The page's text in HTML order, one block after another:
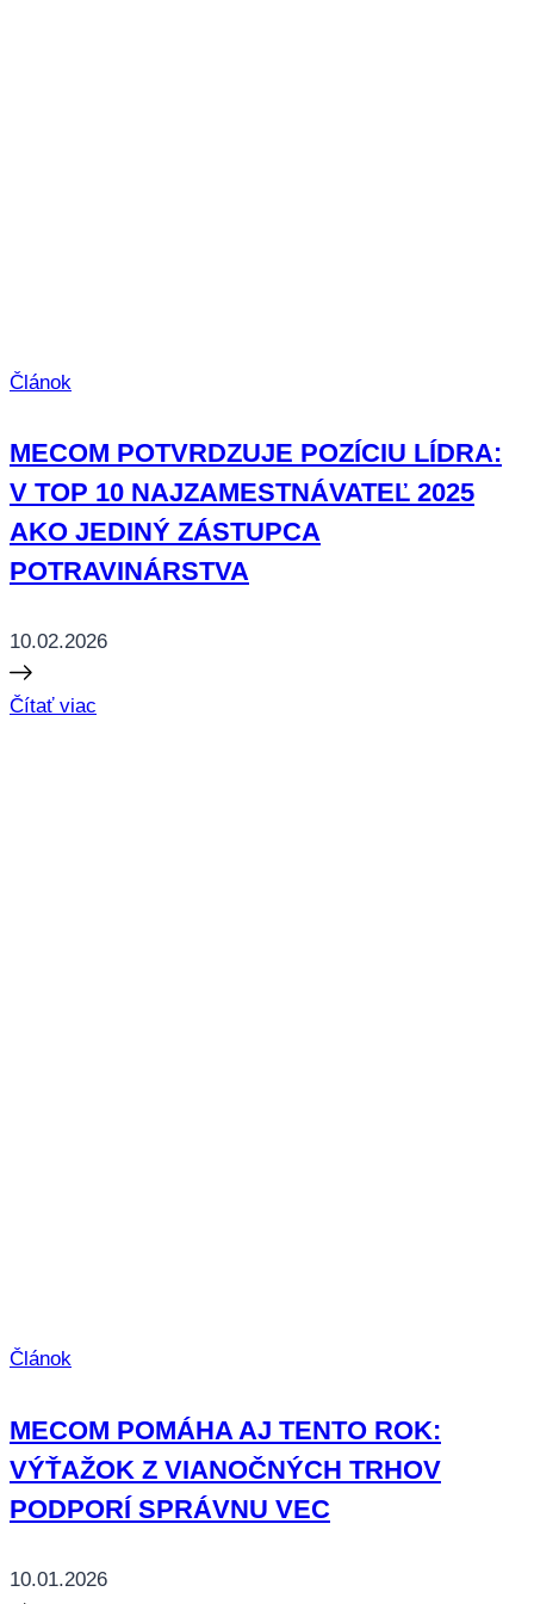
Článok
MECOM POTVRDZUJE POZÍCIU LÍDRA:
V TOP 10 NAJZAMESTNÁVATEĽ 2025
AKO JEDINÝ ZÁSTUPCA
POTRAVINÁRSTVA
10.02.2026
Čítať viac
Článok
MECOM POMÁHA AJ TENTO ROK:
VÝŤAŽOK Z VIANOČNÝCH TRHOV
PODPORÍ SPRÁVNU VEC
10.01.2026